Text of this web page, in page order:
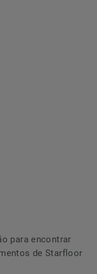
para encontrar
de Starfloor